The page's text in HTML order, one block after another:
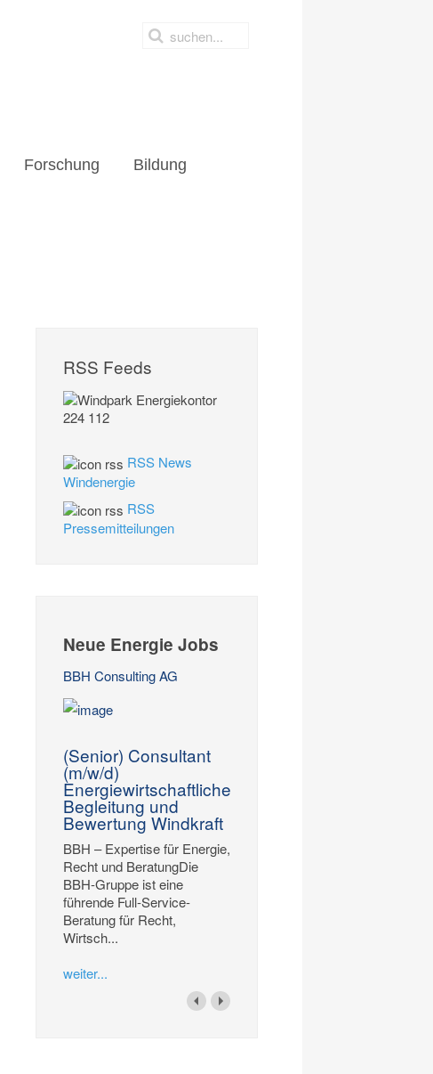
Forschung Bildung
RSS Feeds
RSS News
Windenergie
RSS
Pressemitteilungen
Neue Energie Jobs
BBH Consulting AG
(Senior) Consultant
(m/w/d)
Energiewirtschaftliche
Begleitung und
Bewertung Windkraft
BBH – Expertise für Energie,
Recht und BeratungDie
BBH-Gruppe ist eine
führende Full-Service-
Beratung für Recht,
Wirtsch...
weiter...